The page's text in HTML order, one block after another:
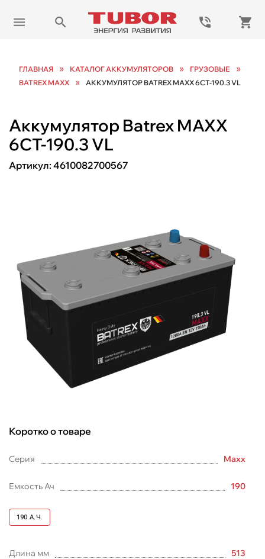
ГЛАВНАЯ » КАТАЛОГ АККУМУЛЯТОРОВ » ГРУЗОВЫЕ »
BATREX MAXX » АККУМУЛЯТОР BATREX MAXX 6СТ-190.3 VL
Аккумулятор Batrex MAXX
6СТ-190.3 VL
Артикул: 4610082700567
Коротко о товаре
Серия Maxx
Емкость Ач 190
190 А.Ч.
Длина мм 513